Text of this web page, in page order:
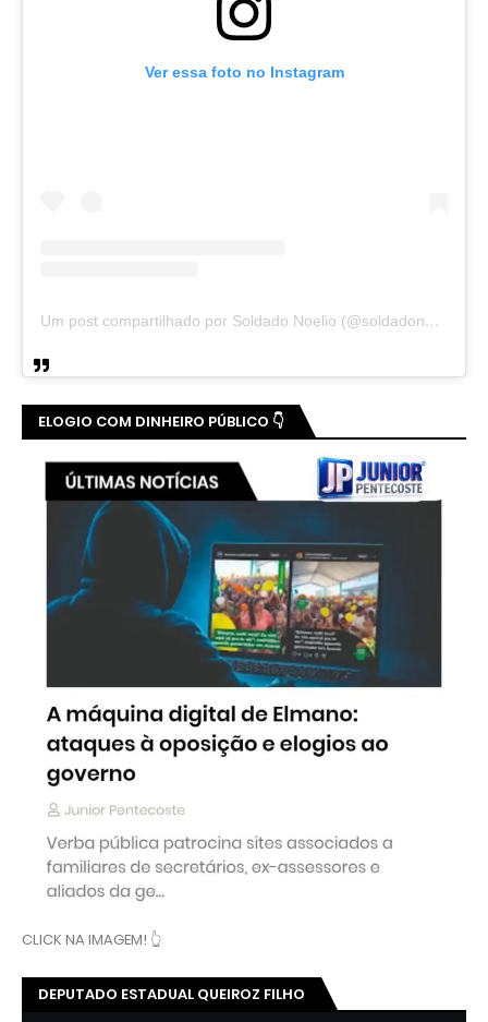
Ver essa foto no Instagram
Um post compartilhado por Soldado Noelio (@soldadonoelio)
ELOGIO COM DINHEIRO PÚBLICO 👇
CLICK NA IMAGEM! 👆
DEPUTADO ESTADUAL QUEIROZ FILHO